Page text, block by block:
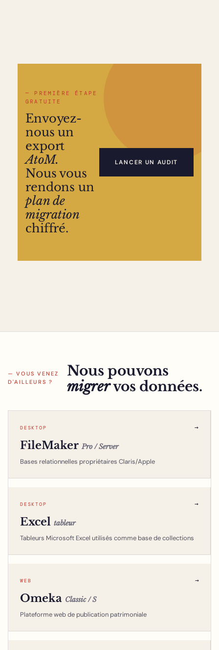
— PREMIÈRE ÉTAPE
GRATUITE
Envoyez-
nous un
export
AtoM.
Nous vous
rendons un
plan de
migration
chiffré.
LANCER UN AUDIT
— VOUS VENEZ
D'AILLEURS ?
Nous pouvons
migrervos données.
DESKTOP →
FileMakerPro / Server
Bases relationnelles propriétaires Claris/Apple
DESKTOP →
Excel tableur
Tableurs Microsoft Excel utilisés comme base de collections
WEB →
Omeka Classic / S
Plateforme web de publication patrimoniale